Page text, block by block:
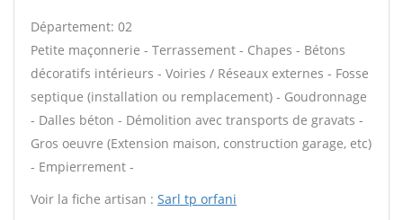
Département: 02
Petite maçonnerie - Terrassement - Chapes - Bétons
décoratifs intérieurs - Voiries / Réseaux externes - Fosse
septique (installation ou remplacement) - Goudronnage
- Dalles béton - Démolition avec transports de gravats -
Gros oeuvre (Extension maison, construction garage, etc)
- Empierrement -
Voir la fiche artisan : Sarl tp orfani